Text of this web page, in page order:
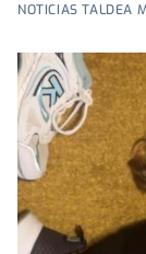
NOTICIAS TALDEA